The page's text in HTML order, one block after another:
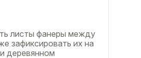
листы фанеры между
зафиксировать их на
деревянном